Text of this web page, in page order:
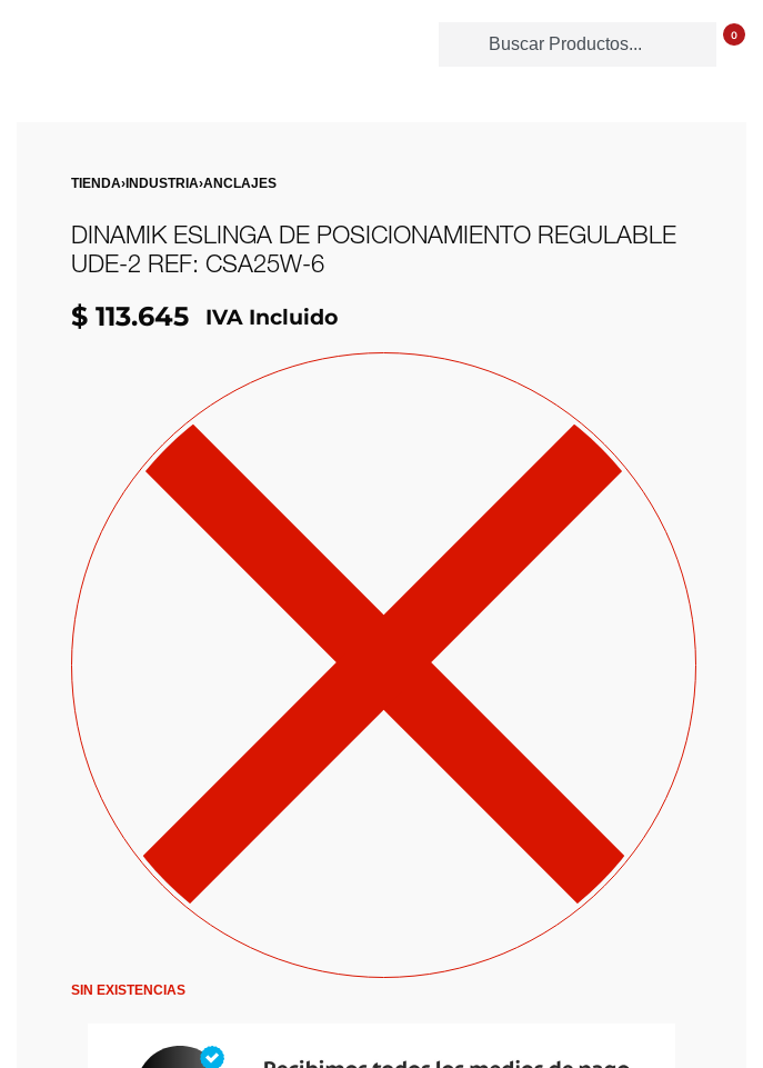
0
TIENDA› INDUSTRIA›ANCLAJES
DINAMIK ESLINGA DE POSICIONAMIENTO REGULABLE
UDE-2 REF: CSA25W-6
$ 113.645 IVA Incluido
SIN EXISTENCIAS